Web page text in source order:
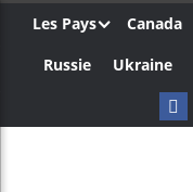
Les Pays Canada
Russie
Ukraine